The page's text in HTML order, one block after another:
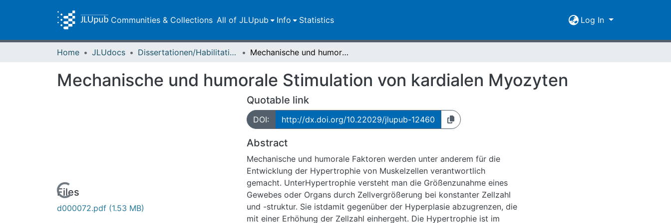
Communities & Collections All of JLUpub Info Statistics Log In
Home JLUdocs Dissertationen/Habilitationen Mechanische und humorale Stimulation von kardialen Myozyten
Mechanische und humorale Stimulation von kardialen Myozyten
Loading...
Files
d000072.pdf (1.53 MB)
Quotable link
DOI: http://dx.doi.org/10.22029/jlupub-12460
Abstract
Mechanische und humorale Faktoren werden unter anderem für die
Entwicklung der Hypertrophie von Muskelzellen verantwortlich
gemacht. UnterHypertrophie versteht man die Größenzunahme eines
Gewebes oder Organs durch Zellvergrößerung bei konstanter Zellzahl
und -struktur. Sie istdamit gegenüber der Hyperplasie abzugrenzen, die
mit einer Erhöhung der Zellzahl einhergeht. Die Hypertrophie ist im